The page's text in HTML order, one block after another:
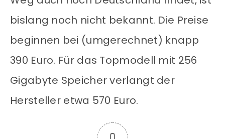
bislang noch nicht bekannt. Die Preise
beginnen bei (umgerechnet) knapp
390 Euro. Für das Topmodell mit 256
Gigabyte Speicher verlangt der
Hersteller etwa 570 Euro.